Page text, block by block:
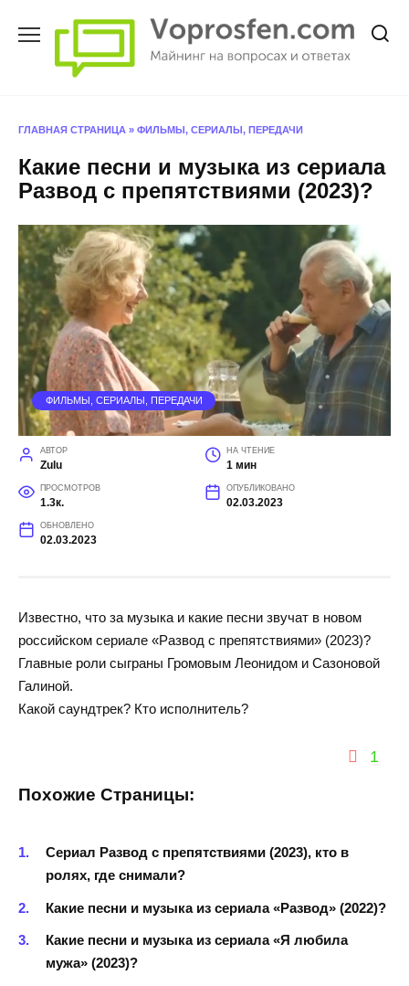
ГЛАВНАЯ СТРАНИЦА » ФИЛЬМЫ, СЕРИАЛЫ, ПЕРЕДАЧИ
Какие песни и музыка из сериала
Развод с препятствиями (2023)?
ФИЛЬМЫ, СЕРИАЛЫ, ПЕРЕДАЧИ
АВТОР
Zulu
НА ЧТЕНИЕ
1 мин
ПРОСМОТРОВ
1.3к.
ОПУБЛИКОВАНО
02.03.2023
ОБНОВЛЕНО
02.03.2023
Известно, что за музыка и какие песни звучат в новом
российском сериале «Развод с препятствиями» (2023)?
Главные роли сыграны Громовым Леонидом и Сазоновой
Галиной.
Какой саундтрек? Кто исполнитель?
1
Похожие Страницы:
Сериал Развод с препятствиями (2023), кто в
ролях, где снимали?
Какие песни и музыка из сериала «Развод» (2022)?
Какие песни и музыка из сериала «Я любила
мужа» (2023)?